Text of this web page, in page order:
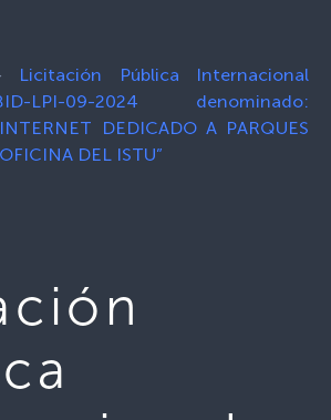
Licitación Pública Internacional
BID-LPI-09-2024 denominado:
DEDICADO A PARQUES
DEL ISTU”